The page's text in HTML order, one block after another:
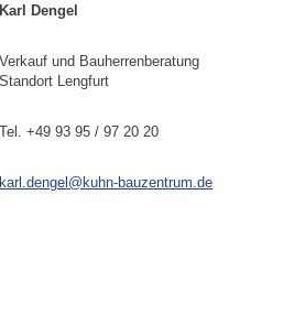
Karl Dengel
Verkauf und Bauherrenberatung
Standort Lengfurt
Tel. +49 93 95 / 97 20 20
karl.dengel@kuhn-bauzentrum.de